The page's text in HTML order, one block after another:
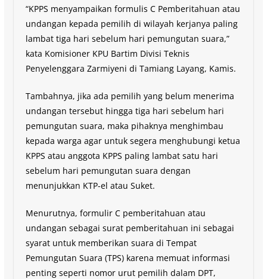
“KPPS menyampaikan formulis C Pemberitahuan atau
undangan kepada pemilih di wilayah kerjanya paling
lambat tiga hari sebelum hari pemungutan suara,”
kata Komisioner KPU Bartim Divisi Teknis
Penyelenggara Zarmiyeni di Tamiang Layang, Kamis.
Tambahnya, jika ada pemilih yang belum menerima
undangan tersebut hingga tiga hari sebelum hari
pemungutan suara, maka pihaknya menghimbau
kepada warga agar untuk segera menghubungi ketua
KPPS atau anggota KPPS paling lambat satu hari
sebelum hari pemungutan suara dengan
menunjukkan KTP-el atau Suket.
Menurutnya, formulir C pemberitahuan atau
undangan sebagai surat pemberitahuan ini sebagai
syarat untuk memberikan suara di Tempat
Pemungutan Suara (TPS) karena memuat informasi
penting seperti nomor urut pemilih dalam DPT,